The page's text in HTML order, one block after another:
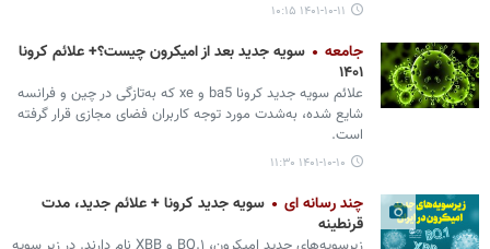
۱۴۰۱-۱۰-۱۱ ۱۰:۱۵
جامعه
سویه جدید بعد از امیکرون چیست؟+ علائم کرونا
۱۴۰۱
علائم سویه جدید کرونا ba5 و xe که به‌تازگی در چین و فرانسه
شایع شده، به‌شدت مورد توجه کاربران فضای مجازی قرار گرفته
است.
۱۴۰۱-۱۰-۱۰ ۱۱:۳۰
چند رسانه ای
سویه‌ جدید کرونا + علائم جدید، مدت
قرنطینه